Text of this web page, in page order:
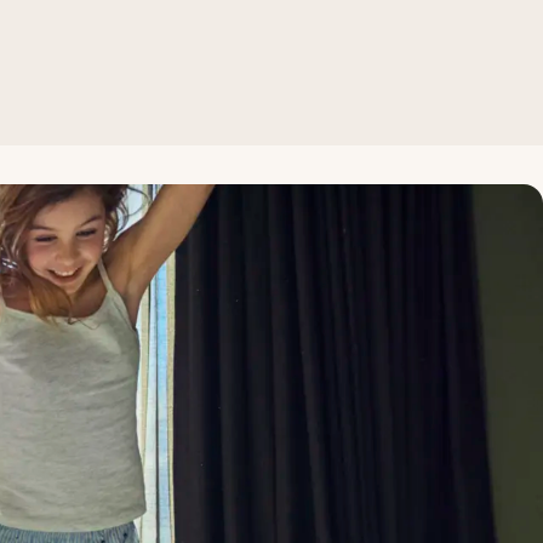
Norge, Sverige, Danmark og Finland, mellom 13
for bedre tilsyn.
materialer og leverandører av våre barneprodukter: